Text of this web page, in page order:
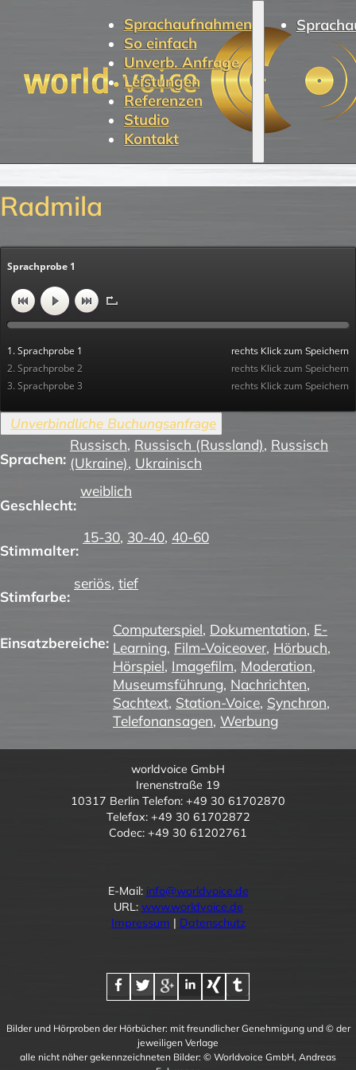
Sprachaufnahmen
So einfach
Unverb. Anfrage
Leistungen
Referenzen
Studio
Kontakt
Radmila
Sprachprobe 1
1. Sprachprobe 1 rechts Klick zum Speichern
2. Sprachprobe 2 rechts Klick zum Speichern
3. Sprachprobe 3 rechts Klick zum Speichern
Sprachen:
Russisch, Russisch (Russland), Russisch
(Ukraine), Ukrainisch
Geschlecht:
weiblich
Stimmalter:
15-30, 30-40, 40-60
Stimfarbe:
seriös, tief
Einsatzbereiche:
Computerspiel, Dokumentation, E-
Learning, Film-Voiceover, Hörbuch,
Hörspiel, Imagefilm, Moderation,
Museumsführung, Nachrichten,
Sachtext, Station-Voice, Synchron,
Telefonansagen, Werbung
worldvoice GmbH
Irenenstraße 19
10317 Berlin Telefon: +49 30 61702870
Telefax: +49 30 61702872
Codec: +49 30 61202761
E-Mail: info@worldvoice.de
URL: www.worldvoice.de
Impressum | Datenschutz
Bilder und Hörproben der Hörbücher: mit freundlicher Genehmigung und © der
jeweiligen Verlage
alle nicht näher gekennzeichneten Bilder: © Worldvoice GmbH, Andreas